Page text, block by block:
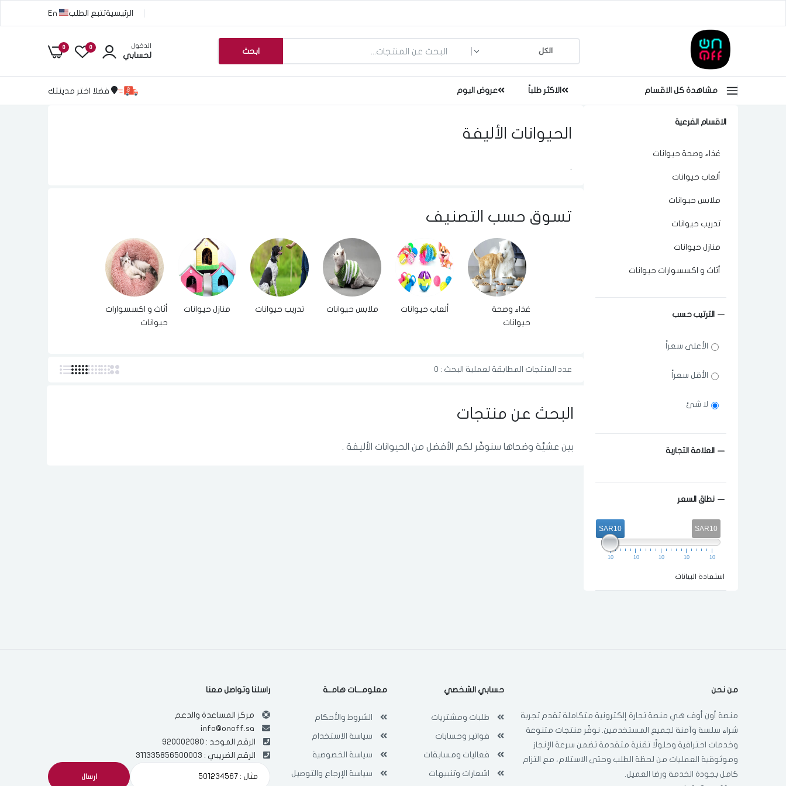
الرئيسيةتتبع الطلب En
ابحث
الدخول
لحسابي
0
0
مشاهدة كل الاقسام الاكثر طلباً عروض اليوم فضلا اختر مدينتك
الاقسام الفرعية
غذاء وصحة حيوانات
ألعاب حيوانات
ملابس حيوانات
تدريب حيوانات
منازل حيوانات
أثاث و اكسسوارات حيوانات
الترتيب حسب
الأعلى سعراً
الأقل سعراً
لا شئ
العلامة التجارية
نطاق السعر
SAR10
SAR10
10 10 10 10 10
استعادة البيانات
الحيوانات الأليفة
.
تسوق حسب التصنيف
غذاء وصحة
حيوانات
ألعاب حيوانات ملابس حيوانات تدريب حيوانات منازل حيوانات
أثاث و اكسسوارات
حيوانات
عدد المنتجات المطابقة لعملية البحث : 0
البحث عن منتجات
بين عشيَّة وضحاها سنوفّر لكم الأفضل من الحيوانات الأليفة .
من نحن
منصة أون أوف هي منصة تجارة إلكترونية متكاملة تقدم تجربة
شراء سلسة وآمنة لجميع المستخدمين. نوفّر منتجات متنوعة
وخدمات احترافية وحلولًا تقنية متقدمة تضمن سرعة الإنجاز
وموثوقية العمليات من لحظة الطلب وحتى الاستلام، مع التزام
كامل بجودة الخدمة ورضا العميل.
حسابي الشخصي
طلبات ومشتريات
فواتير وحسابات
فعاليات ومسابقات
اشعارات وتنبيهات
معلومـــات هامــة
الشروط والأحكام
سياسة الاستخدام
سياسة الخصوصية
سياسة الإرجاع والتوصيل
راسلنا وتواصل معنا
مركز المساعدة والدعم
info@onoff.sa
الرقم الموحد : 920002080
الرقم الضريبي : 311335856500003
ارسال
الدخول
رقم الجوال
ما الذي تبحث عنه؟